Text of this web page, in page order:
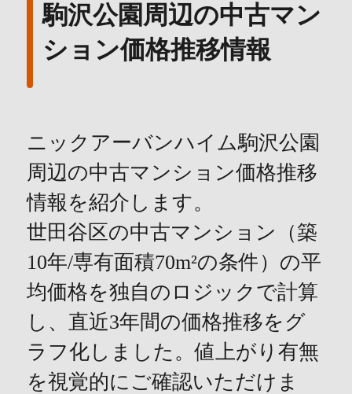
駒沢公園周辺の中古マン
ション価格推移情報
ニックアーバンハイム駒沢公園
周辺の中古マンション価格推移
情報を紹介します。
世田谷区の中古マンション（築
10年/専有面積70m²の条件）の平
均価格を独自のロジックで計算
し、直近3年間の価格推移をグ
ラフ化しました。値上がり有無
を視覚的にご確認いただけま